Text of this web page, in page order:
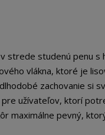
strede studenú penu
vlákna, ktoré je
zachovanie si
užívateľov, ktorí
maximálne pevný,